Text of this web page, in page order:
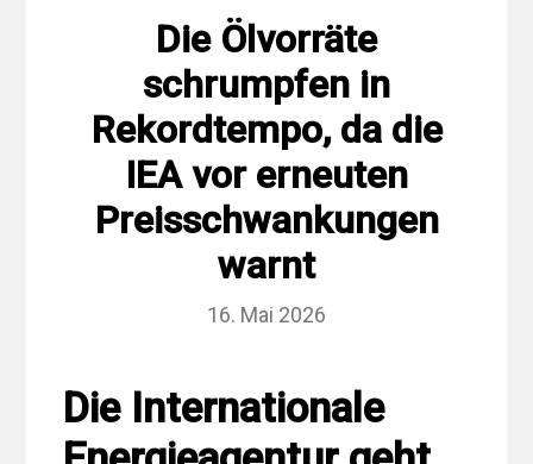
Die Ölvorräte
schrumpfen in
Rekordtempo, da die
IEA vor erneuten
Preisschwankungen
warnt
16. Mai 2026
Die Internationale